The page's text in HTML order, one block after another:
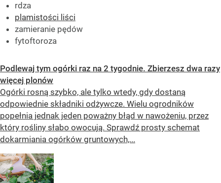
rdza
plamistości liści
zamieranie pędów
fytoftoroza
Podlewaj tym ogórki raz na 2 tygodnie. Zbierzesz dwa razy
więcej plonów
Ogórki rosną szybko, ale tylko wtedy, gdy dostaną
odpowiednie składniki odżywcze. Wielu ogrodników
popełnia jednak jeden poważny błąd w nawożeniu, przez
który rośliny słabo owocują. Sprawdź prosty schemat
dokarmiania ogórków gruntowych,...